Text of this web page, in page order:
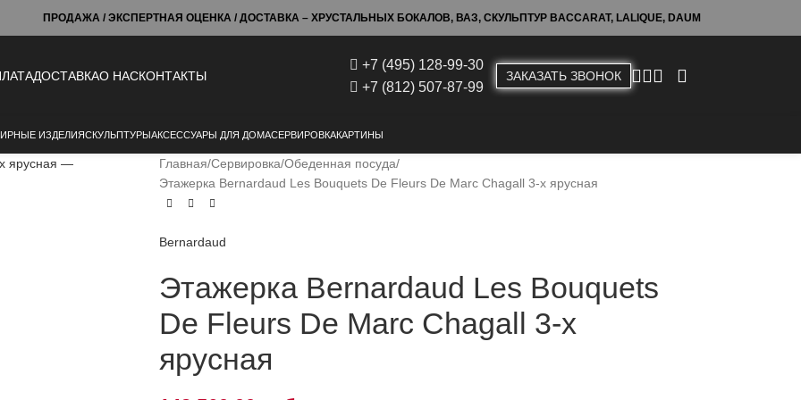
ПРОДАЖА / ЭКСПЕРТНАЯ ОЦЕНКА / ДОСТАВКА – ХРУСТАЛЬНЫХ БОКАЛОВ, ВАЗ, СКУЛЬПТУР BACCARAT, LALIQUE, DAUM
ДОСТАВКАО НАСКОНТАКТЫ
+7 (495) 128-99-30
+7 (812) 507-87-99
ЗАКАЗАТЬ ЗВОНОК
ИЗДЕЛИЯСКУЛЬПТУРЫАКСЕССУАРЫ ДЛЯ ДОМАСЕРВИРОВКАКАРТИНЫ
Главная Сервировка Обеденная посуда
Этажерка Bernardaud Les Bouquets De Fleurs De Marc Chagall 3-х ярусная
Bernardaud
Этажерка Bernardaud Les Bouquets
De Fleurs De Marc Chagall 3-х
ярусная